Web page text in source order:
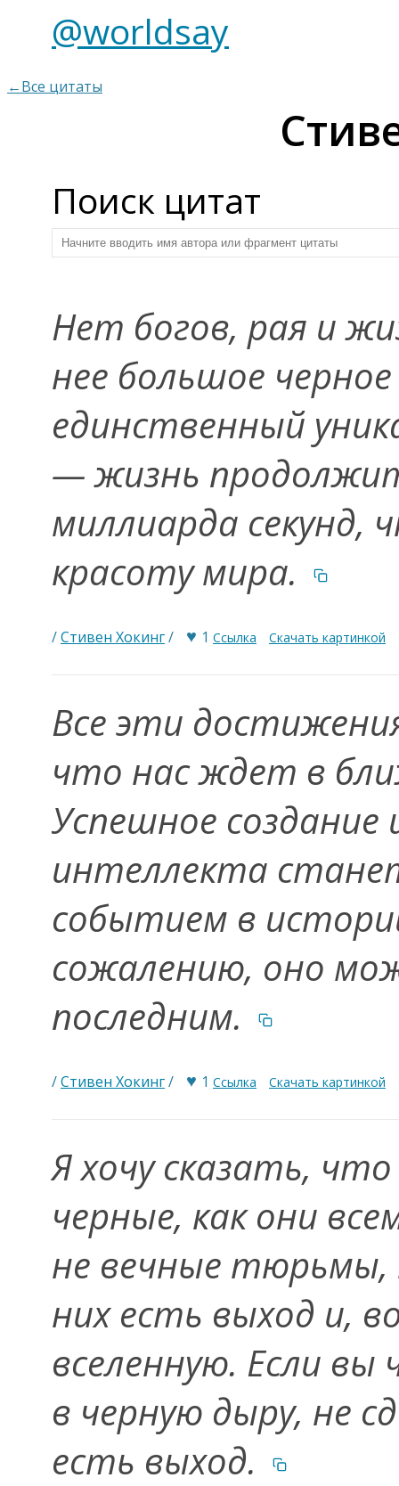
@worldsay
←Все цитаты
Поиск цитат
Нет богов, рая и
нее большое
единственный
— жизнь
миллиарда секунд,
красоту мира.
/Стивен Хокинг/ ♥ 1 Ссылка Скачать картинкой
Все эти
что нас ждет в
Успешное создание
интеллекта
событием в
сожалению, оно
последним.
/Стивен Хокинг/ ♥ 1 Ссылка Скачать картинкой
Я хочу сказать,
черные, как они
не вечные тюрьмы,
них есть выход и,
вселенную. Если
в черную дыру, не
есть выход.